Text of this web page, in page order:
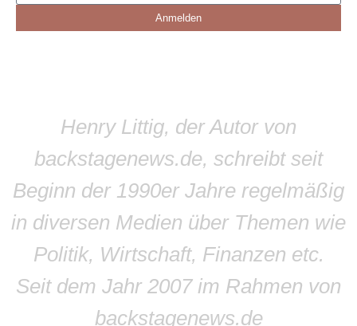
Anmelden
Henry Littig, der Autor von
backstagenews.de, schreibt seit
Beginn der 1990er Jahre regelmäßig
in diversen Medien über Themen wie
Politik, Wirtschaft, Finanzen etc.
Seit dem Jahr 2007 im Rahmen von
backstagenews.de